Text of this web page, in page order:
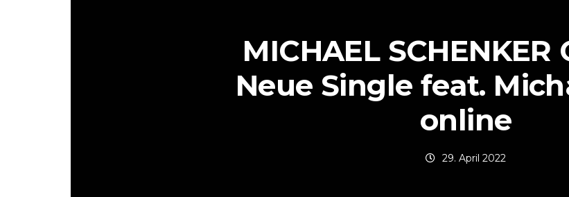
MICHAEL SCHENKER
Neue Single feat.
online
29. April 2022